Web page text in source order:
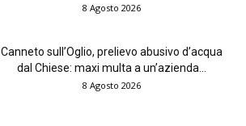
8 Agosto 2026
Canneto sull’Oglio, prelievo abusivo d’acqua
dal Chiese: maxi multa a un’azienda...
8 Agosto 2026